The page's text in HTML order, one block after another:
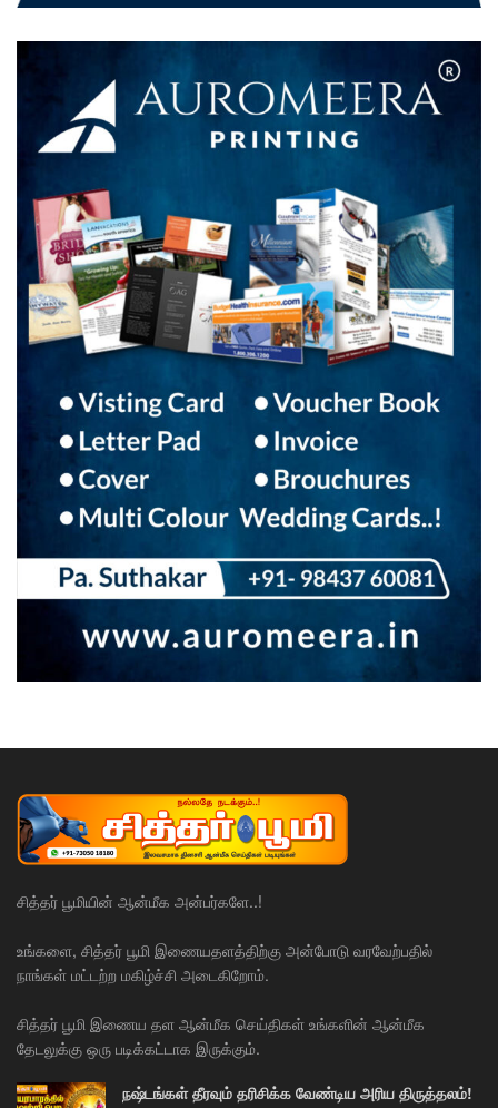
சித்தர் பூமியின் ஆன்மீக அன்பர்களே..!
உங்களை, சித்தர் பூமி இணையதளத்திற்கு அன்போடு வரவேற்பதில்
நாங்கள் மட்டற்ற மகிழ்ச்சி அடைகிறோம்.
சித்தர் பூமி இணைய தள ஆன்மீக செய்திகள் உங்களின் ஆன்மீக
தேடலுக்கு ஒரு படிக்கட்டாக இருக்கும்.
நஷ்டங்கள் தீரவும் தரிசிக்க வேண்டிய அரிய திருத்தலம்!